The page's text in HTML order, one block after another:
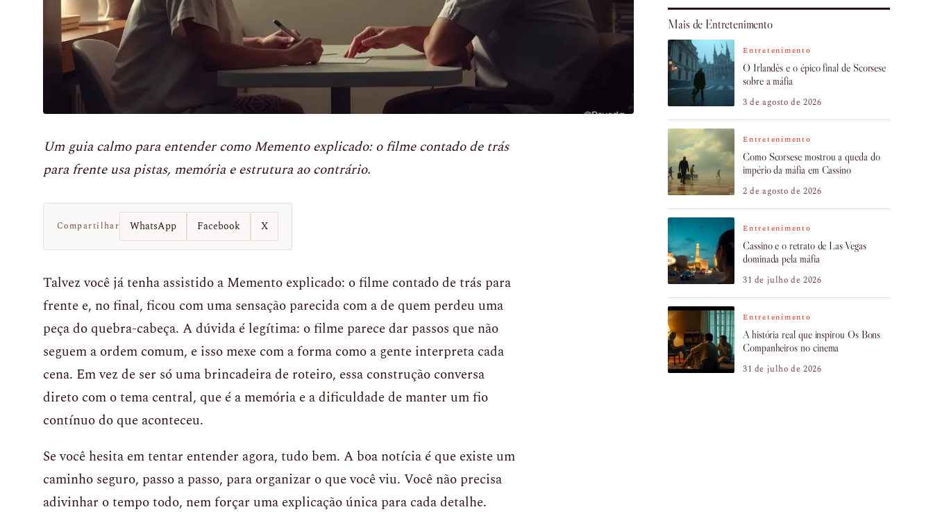
Um guia calmo para entender como Memento explicado: o filme contado de trás
para frente usa pistas, memória e estrutura ao contrário.
Compartilhar WhatsApp Facebook X
Talvez você já tenha assistido a Memento explicado: o filme contado de trás para
frente e, no final, ficou com uma sensação parecida com a de quem perdeu uma
peça do quebra-cabeça. A dúvida é legítima: o filme parece dar passos que não
seguem a ordem comum, e isso mexe com a forma como a gente interpreta cada
cena. Em vez de ser só uma brincadeira de roteiro, essa construção conversa
direto com o tema central, que é a memória e a dificuldade de manter um fio
contínuo do que aconteceu.
Se você hesita em tentar entender agora, tudo bem. A boa notícia é que existe um
caminho seguro, passo a passo, para organizar o que você viu. Você não precisa
adivinhar o tempo todo, nem forçar uma explicação única para cada detalhe.
Mais de Entretenimento
Entretenimento
O Irlandês e o épico final de Scorsese
sobre a máfia
3 de agosto de 2026
Entretenimento
Como Scorsese mostrou a queda do
império da máfia em Cassino
2 de agosto de 2026
Entretenimento
Cassino e o retrato de Las Vegas
dominada pela máfia
31 de julho de 2026
Entretenimento
A história real que inspirou Os Bons
Companheiros no cinema
31 de julho de 2026